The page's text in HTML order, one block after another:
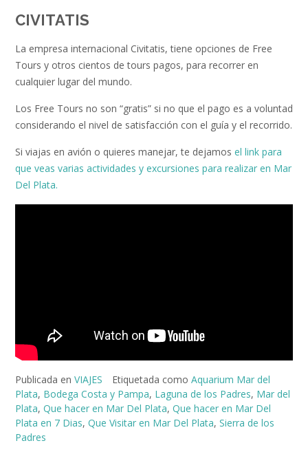
CIVITATIS
La empresa internacional Civitatis, tiene opciones de Free
Tours y otros cientos de tours pagos, para recorrer en
cualquier lugar del mundo.
Los Free Tours no son “gratis” si no que el pago es a voluntad
considerando el nivel de satisfacción con el guía y el recorrido.
Si viajas en avión o quieres manejar, te dejamos el link para
que veas varias actividades y excursiones para realizar en Mar
Del Plata.
Publicada en VIAJES Etiquetada como Aquarium Mar del
Plata, Bodega Costa y Pampa, Laguna de los Padres, Mar del
Plata, Que hacer en Mar Del Plata, Que hacer en Mar Del
Plata en 7 Dias, Que Visitar en Mar Del Plata, Sierra de los
Padres